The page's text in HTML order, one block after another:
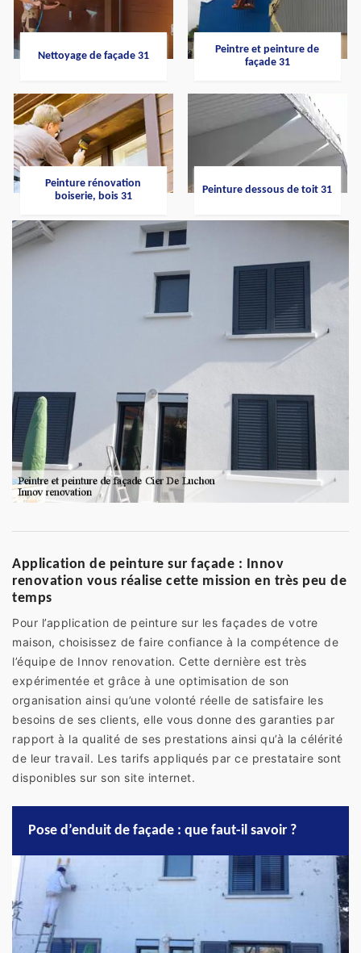
Nettoyage de façade 31
Peintre et peinture de
façade 31
Peinture rénovation
boiserie, bois 31
Peinture dessous de toit 31
Application de peinture sur façade : Innov
renovation vous réalise cette mission en très peu de
temps
Pour l’application de peinture sur les façades de votre
maison, choisissez de faire confiance à la compétence de
l’équipe de Innov renovation. Cette dernière est très
expérimentée et grâce à une optimisation de son
organisation ainsi qu’une volonté réelle de satisfaire les
besoins de ses clients, elle vous donne des garanties par
rapport à la qualité de ses prestations ainsi qu’à la célérité
de leur travail. Les tarifs appliqués par ce prestataire sont
disponibles sur son site internet.
Pose d’enduit de façade : que faut-il savoir ?